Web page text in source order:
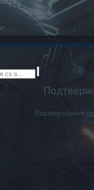
Баннеры
Вход
Подтверждение